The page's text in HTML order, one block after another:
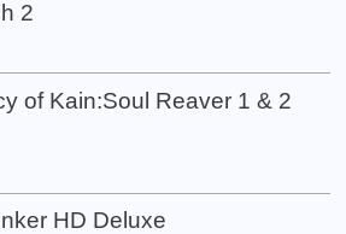
2
of Kain:Soul Reaver 1 & 2
HD Deluxe